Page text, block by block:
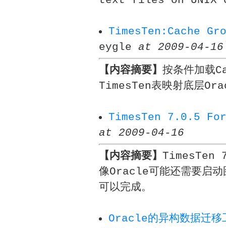
TimesTen:Cache
eygle at 2009-04-16
【内容摘要】 按条件加载
TimesTen表映射底层
TimesTen 7.0.5 For
at 2009-04-16
【内容摘要】 TimesTen
像Oracle可能还需要启动
可以完成。
Oracle的异构数据迁移